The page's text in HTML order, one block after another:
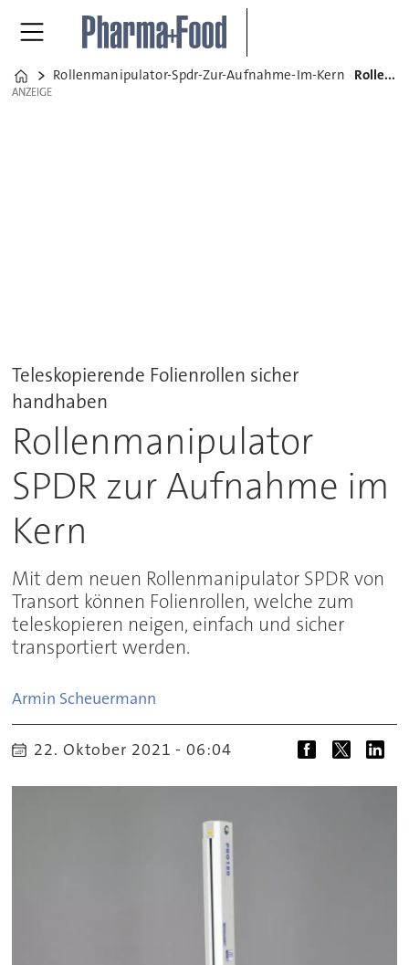
Home
Rollenmanipulator-Spdr-Zur-Aufnahme-Im-Kern Rollenmanipulator SPDR zur Aufnahme im Kern
ANZEIGE
ANZEIGE
Teleskopierende Folienrollen sicher
handhaben
Rollenmanipulator
SPDR zur Aufnahme im
Kern
Mit dem neuen Rollenmanipulator SPDR von
Transort können Folienrollen, welche zum
teleskopieren neigen, einfach und sicher
transportiert werden.
Armin Scheuermann
22. Oktober 2021 - 06:04